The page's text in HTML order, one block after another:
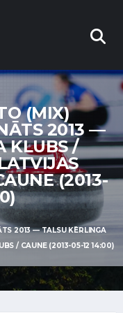
(MIX)
2013 —
KLUBS /
(2013-
2013 — TALSU KĒRLINGA
/ CAUNE (2013-05-12 14:00)